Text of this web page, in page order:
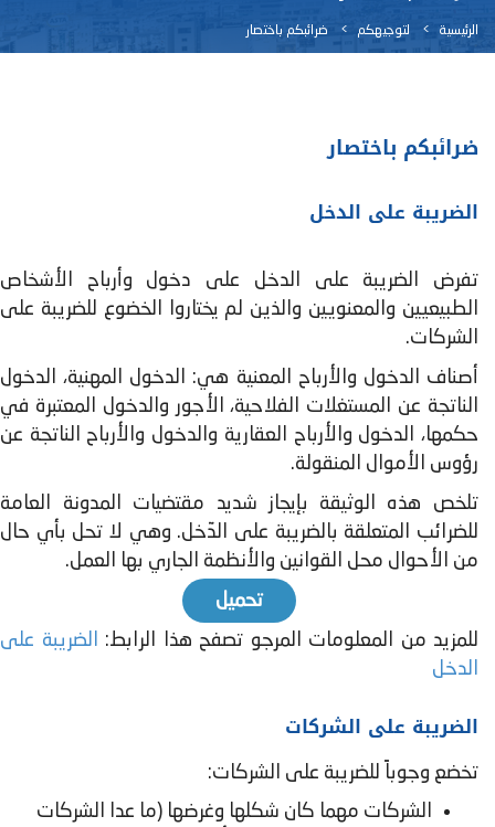
الرئيسية لتوجيهكم ضرائبكم باختصار
ضرائبكم باختصار
الضريبة على الدخل
تفرض الضريبة على الدخل على دخول وأرباح الأشخاص
الطبيعيين والمعنويين والذين لم يختاروا الخضوع للضريبة على
الشركات.
أصناف الدخول والأرباح المعنية هي: الدخول المهنية، الدخول
الناتجة عن المستغلات الفلاحية، الأجور والدخول المعتبرة في
حكمها، الدخول والأرباح العقارية والدخول والأرباح الناتجة عن
رؤوس الأموال المنقولة.
تلخص هذه الوثيقة بإيجاز شديد مقتضيات المدونة العامة
للضرائب المتعلقة بالضريبة على الدّخل. وهي لا تحل بأي حال
من الأحوال محل القوانين والأنظمة الجاري بها العمل.
تحميل
للمزيد من المعلومات المرجو تصفح هذا الرابط:
الضريبة على
الدخل
الضريبة على الشركات
تخضع وجوباً للضريبة على الشركات:
الشركات مھما كان شكلھا وغرضھا (ما عدا الشركات